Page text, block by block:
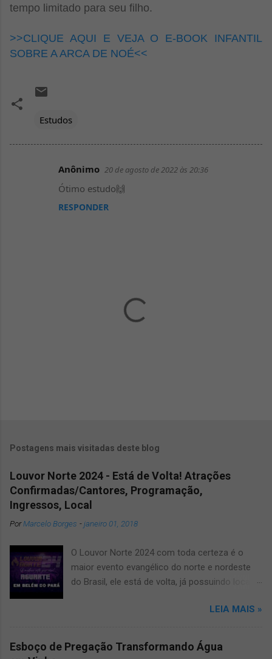
tempo limitado para seu filho.
>>CLIQUE AQUI E VEJA O E-BOOK INFANTIL
SOBRE A ARCA DE NOÉ<<
Estudos
Anônimo 20 de agosto de 2022 às 20:36
Ótimo estudo🙌
RESPONDER
t
r
u
m
c
o
e
n
t
á
r
Postagens mais visitadas deste blog
Louvor Norte 2024 - Está de Volta! Atrações
Confirmadas/Cantores, Programação,
Ingressos, Local
PorMarcelo Borges -janeiro 01, 2018
O Louvor Norte 2024 com toda certeza é o
maior evento evangélico do norte e nordeste
do Brasil, ele está de volta, já possuindo local
novíssimo estádio Mangueirão. Informamos
festivais de musicas evangélicas teve que dar
uma pausa, mas agora voltará a todo vapor,
LEIA MAIS »
Esboço de Pregação Transformando Água